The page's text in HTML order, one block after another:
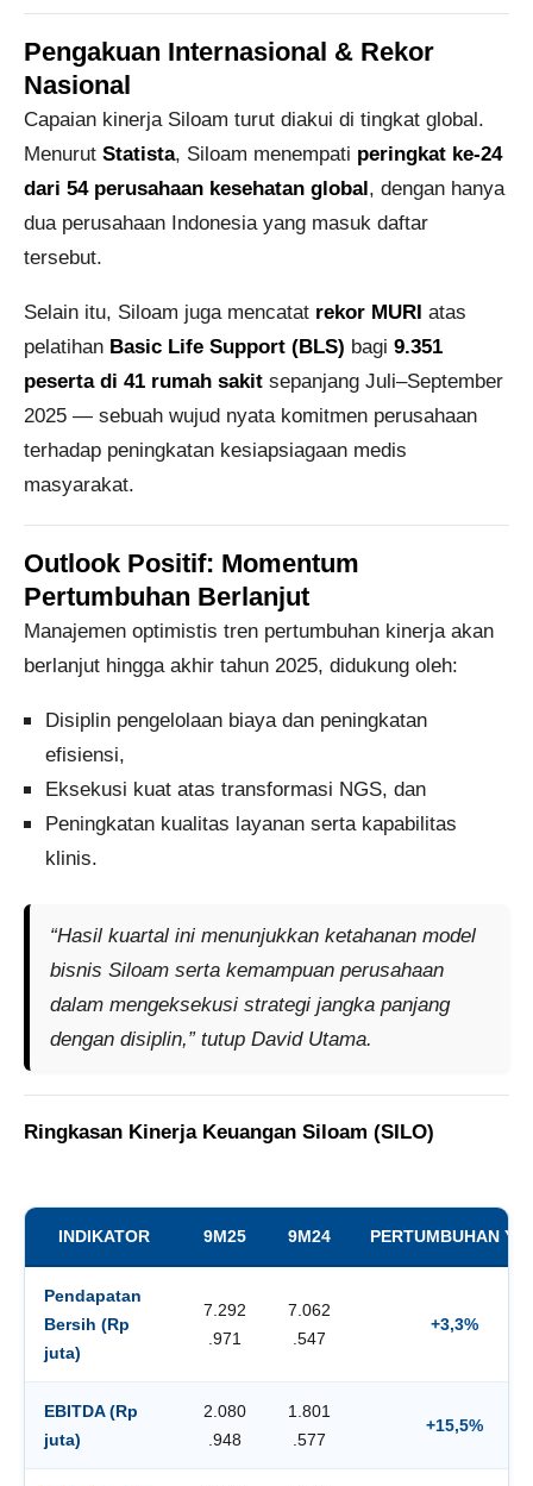
Pengakuan Internasional & Rekor
Nasional
Capaian kinerja Siloam turut diakui di tingkat global.
Menurut Statista, Siloam menempati peringkat ke-24
dari 54 perusahaan kesehatan global, dengan hanya
dua perusahaan Indonesia yang masuk daftar
tersebut.
Selain itu, Siloam juga mencatat rekor MURI atas
pelatihan Basic Life Support (BLS) bagi 9.351
peserta di 41 rumah sakit sepanjang Juli–September
2025 — sebuah wujud nyata komitmen perusahaan
terhadap peningkatan kesiapsiagaan medis
masyarakat.
Outlook Positif: Momentum
Pertumbuhan Berlanjut
Manajemen optimistis tren pertumbuhan kinerja akan
berlanjut hingga akhir tahun 2025, didukung oleh:
Disiplin pengelolaan biaya dan peningkatan
efisiensi,
Eksekusi kuat atas transformasi NGS, dan
Peningkatan kualitas layanan serta kapabilitas
klinis.
“Hasil kuartal ini menunjukkan ketahanan model
bisnis Siloam serta kemampuan perusahaan
dalam mengeksekusi strategi jangka panjang
dengan disiplin,” tutup David Utama.
Ringkasan Kinerja Keuangan Siloam (SILO)
INDIKATOR 9M25 9M24 PERTUMBUHAN
Pendapatan
Bersih (Rp
juta)
7.292
.971
7.062
.547
+3,3%
EBITDA (Rp
juta)
2.080
.948
1.801
.577
+15,5%